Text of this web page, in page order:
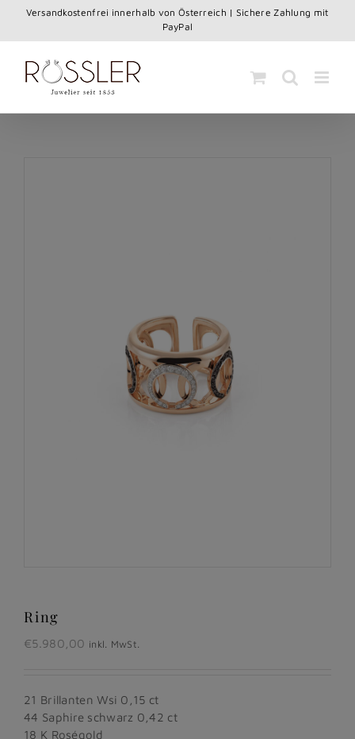
content
Versandkostenfrei innerhalb von Österreich | Sichere Zahlung mit
PayPal
Ring
€5.980,00 inkl. MwSt.
21 Brillanten Wsi 0,15 ct
44 Saphire schwarz 0,42 ct
18 K Roségold